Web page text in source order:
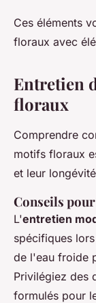
Ces éléments
floraux avec
Entretien
floraux
Comprendre
motifs floraux
et leur
Conseils
L'entretien
spécifiques
de l'eau froide
Privilégiez des
formulés pour